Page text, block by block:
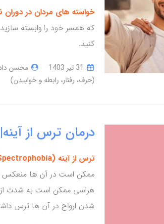
خواسته های مردان در دوران
که همسر خود را وابسته
کنید.
محسن
(حرف، رفتار، رابطه و خوابیدن)
درمان ترس از
ترس از آینه (Spectrophobia)
ممکن است در آن ها منعکس
هراسی ممکن است به شدت از
شدن ارواح در آن ها ترس